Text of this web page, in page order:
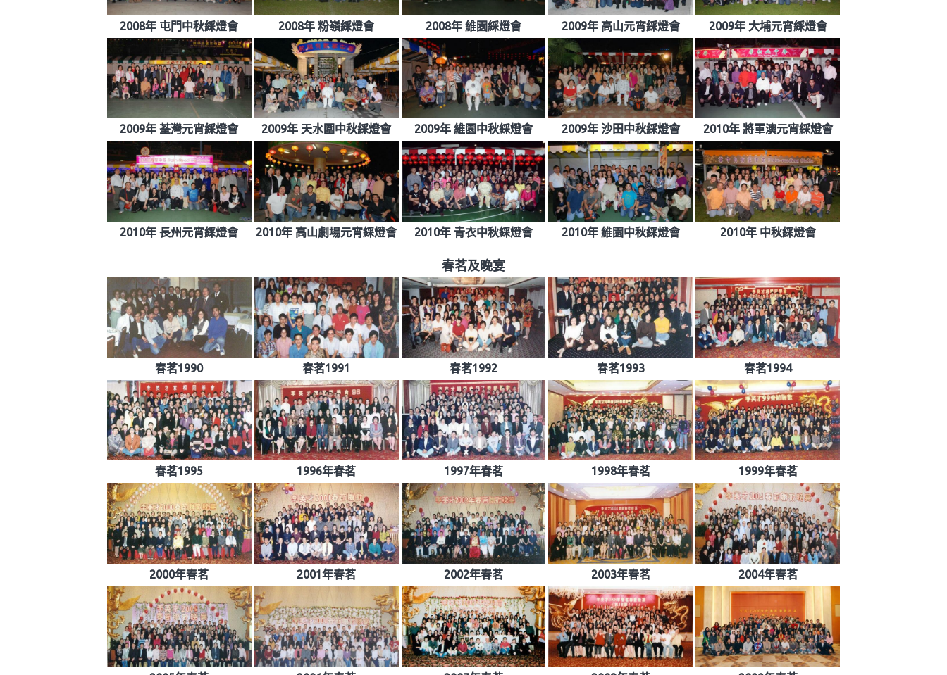
2008年 屯門中秋綵燈會 2008年 粉嶺綵燈會 2008年 維園綵燈會 2009年 高山元宵綵燈會 2009年 大埔元宵綵燈會
2009年 荃灣元宵綵燈會 2009年 天水圍中秋綵燈會 2009年 維園中秋綵燈會 2009年 沙田中秋綵燈會 2010年 將軍澳元宵綵燈會
2010年 長州元宵綵燈會 2010年 高山劇場元宵綵燈會 2010年 青衣中秋綵燈會 2010年 維園中秋綵燈會 2010年 中秋綵燈會
春茗及晚宴
春茗1990 春茗1991 春茗1992 春茗1993 春茗1994
春茗1995 1996年春茗 1997年春茗 1998年春茗 1999年春茗
2000年春茗 2001年春茗 2002年春茗 2003年春茗 2004年春茗